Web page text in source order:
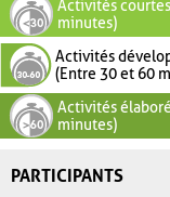
Activités
minutes)
Activités
(Entre 30 et 60
Activités
minutes)
PARTICIPANTS